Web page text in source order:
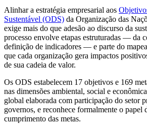
Alinhar a estratégia empresarial aos
Sustentável (ODS) da Organização das
exige mais do que adesão ao discurso da
processo envolve etapas estruturadas — da
definição de indicadores — e parte do
que cada organização gera impactos
de sua cadeia de valor.
Os ODS estabelecem 17 objetivos e 169
nas dimensões ambiental, social e
global elaborada com participação do setor
governos, e reconhece formalmente o papel
cumprimento das metas.